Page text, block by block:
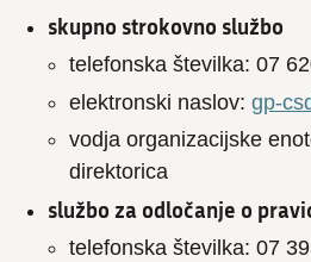
skupno strokovno službo
telefonska številka: 07
elektronski naslov: gp-
vodja organizacijske
direktorica
službo za odločanje o
telefonska številka: 07